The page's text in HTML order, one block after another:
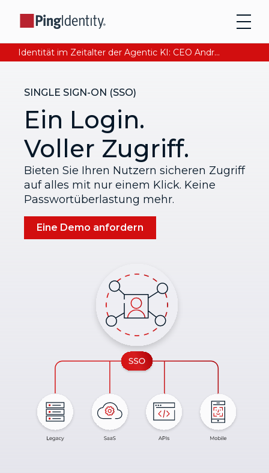
Identität im Zeitalter der Agentic KI: CEO Andre Durand über den Aufbau von digitalem Vertrauen
SINGLE SIGN-ON (SSO)
Ein Login.
Voller Zugriff.
Bieten Sie Ihren Nutzern sicheren Zugriff
auf alles mit nur einem Klick. Keine
Passwortüberlastung mehr.
Eine Demo anfordern